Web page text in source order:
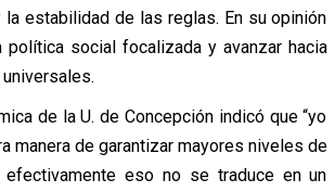
la estabilidad de las reglas. En su opinión
política social focalizada y avanzar hacia
de la U. de Concepción indicó que “yo
manera de garantizar mayores niveles de
eso no se traduce en un